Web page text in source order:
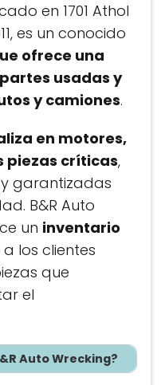
en 1701 Athol
es un conocido
ofrece una
usadas y
y camiones.
en motores,
piezas críticas,
garantizadas
B&R Auto
un inventario
los clientes
que
el
Auto Wrecking?